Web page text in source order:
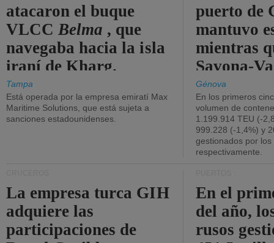
atacaron el buque
VLCCBelma , que
navegaba hacia la isla
iraní de Kharg.
Tampa
Está operada por la empresa emiratí Max
Maritime Solutions, que está sujeta a
sanciones estadounidenses.
puerto de
mantuvo
mientras
Savona-
Génova
En los primeros
volumen de
1.199.914 TEU (-
999.228 (-1,4%) y
gestionados por
respectivamente.
La empresa turca GIH
adquiere las
participaciones de
En el
del año,
rusos